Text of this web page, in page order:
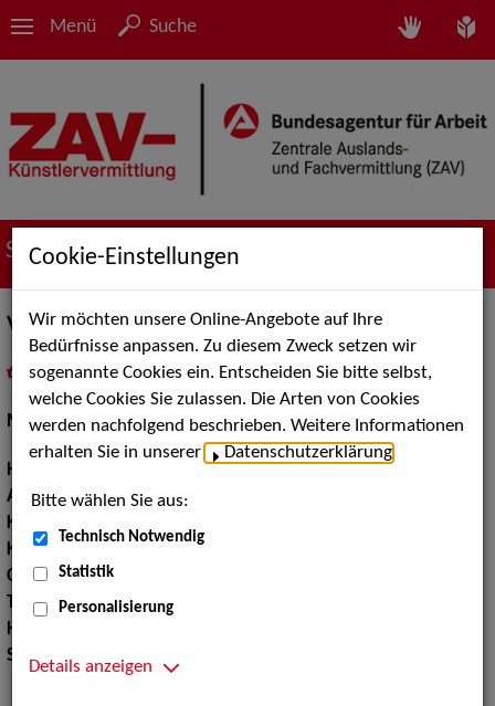
Menü Suche
Suche nach Künstler*innen
Victorine
als PDF speichern
inMeine Merklistelegen
Models / Werbung:Fotomodell, Mannequin
Haarfarbe:
Augenfarbe:dunkelbraun
Körpergröße:
Konfektionsgröße:
50 52
Oberweite:124
Taille:
104
Hüfte:
Schuhgröße:
41
Cookie-Einstellungen
Wir möchten unsere Online-Angebote auf Ihre
Bedürfnisse anpassen. Zu diesem Zweck setzen wir
sogenannte Cookies ein. Entscheiden Sie bitte selbst,
welche Cookies Sie zulassen. Die Arten von Cookies
werden nachfolgend beschrieben. Weitere Informationen
erhalten Sie in unserer
Datenschutzerklärung
Bitte wählen Sie aus:
Technisch Notwendig
Statistik
Personalisierung
Details anzeigen